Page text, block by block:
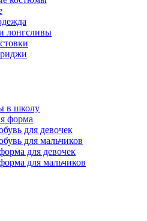
лонгсливы
в школу
форма
для девочек
для мальчиков
для девочек
для мальчиков